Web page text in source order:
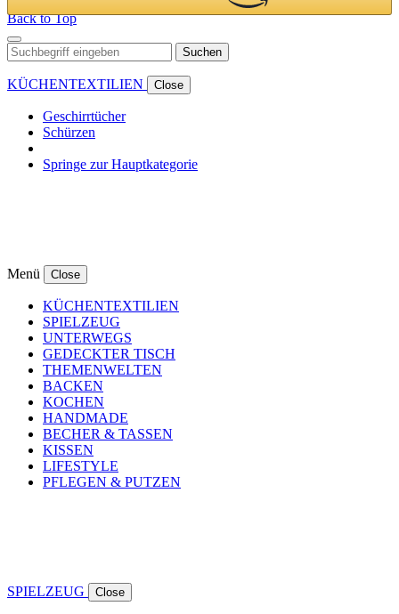
Back to Top
Suchen
KÜCHENTEXTILIEN Close
Geschirrtücher
Schürzen
Springe zur Hauptkategorie
Menü Close
KÜCHENTEXTILIEN
SPIELZEUG
UNTERWEGS
GEDECKTER TISCH
THEMENWELTEN
BACKEN
KOCHEN
HANDMADE
BECHER & TASSEN
KISSEN
LIFESTYLE
PFLEGEN & PUTZEN
SPIELZEUG Close